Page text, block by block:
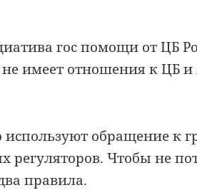
гос помощи от ЦБ
имеет отношения к ЦБ и
обращение к
Чтобы не
правила.